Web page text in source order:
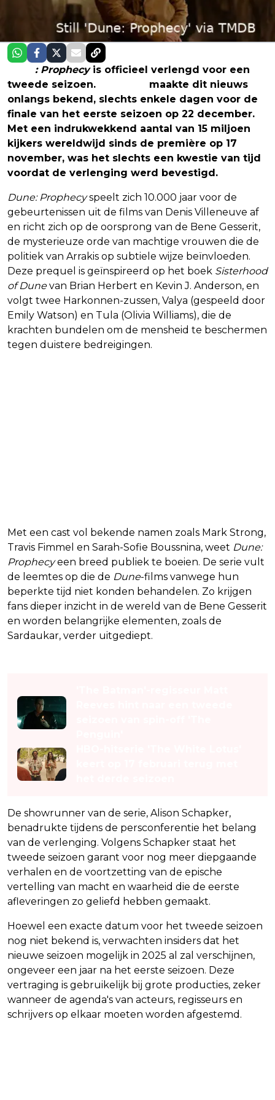
: Prophecyis officieel verlengd voor een
tweede seizoen.
maakte dit nieuws
onlangs bekend, slechts enkele dagen voor de
finale van het eerste seizoen op 22 december.
Met een indrukwekkend aantal van 15 miljoen
kijkers wereldwijd sinds de première op 17
november, was het slechts een kwestie van tijd
voordat de verlenging werd bevestigd.
Dune: Prophecyspeelt zich 10.000 jaar voor de
gebeurtenissen uit de films van Denis Villeneuve af
en richt zich op de oorsprong van de Bene Gesserit,
de mysterieuze orde van machtige vrouwen die de
politiek van Arrakis op subtiele wijze beïnvloeden.
Deze prequel is geïnspireerd op het boek Sisterhood
of Dunevan Brian Herbert en Kevin J. Anderson, en
volgt twee Harkonnen-zussen, Valya (gespeeld door
Emily Watson) en Tula (Olivia Williams), die de
krachten bundelen om de mensheid te beschermen
tegen duistere bedreigingen.
Met een cast vol bekende namen zoals Mark Strong,
Travis Fimmel en Sarah-Sofie Boussnina, weet Dune:
Prophecyeen breed publiek te boeien. De serie vult
de leemtes op die de Dune-films vanwege hun
beperkte tijd niet konden behandelen. Zo krijgen
fans dieper inzicht in de wereld van de Bene Gesserit
en worden belangrijke elementen, zoals de
Sardaukar, verder uitgediept.
De showrunner van de serie, Alison Schapker,
benadrukte tijdens de persconferentie het belang
van de verlenging. Volgens Schapker staat het
tweede seizoen garant voor nog meer diepgaande
verhalen en de voortzetting van de epische
vertelling van macht en waarheid die de eerste
afleveringen zo geliefd hebben gemaakt.
Hoewel een exacte datum voor het tweede seizoen
nog niet bekend is, verwachten insiders dat het
nieuwe seizoen mogelijk in 2025 al zal verschijnen,
ongeveer een jaar na het eerste seizoen. Deze
vertraging is gebruikelijk bij grote producties, zeker
wanneer de agenda's van acteurs, regisseurs en
schrijvers op elkaar moeten worden afgestemd.